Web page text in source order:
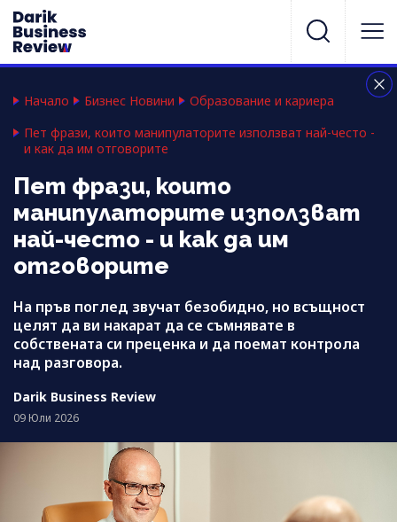
Начало Бизнес Новини
Образование и кариера
Пет фрази, които манипулаторите използват най-често -
и как да им отговорите
Пет фрази, които
манипулаторите използват
най-често - и как да им
отговорите
На пръв поглед звучат безобидно, но всъщност
целят да ви накарат да се съмнявате в
собствената си преценка и да поемат контрола
над разговора.
Darik Business Review
09 Юли 2026